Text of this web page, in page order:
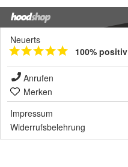
Neuerts
100% positiv
Anrufen
Merken
Impressum
Widerrufsbelehrung